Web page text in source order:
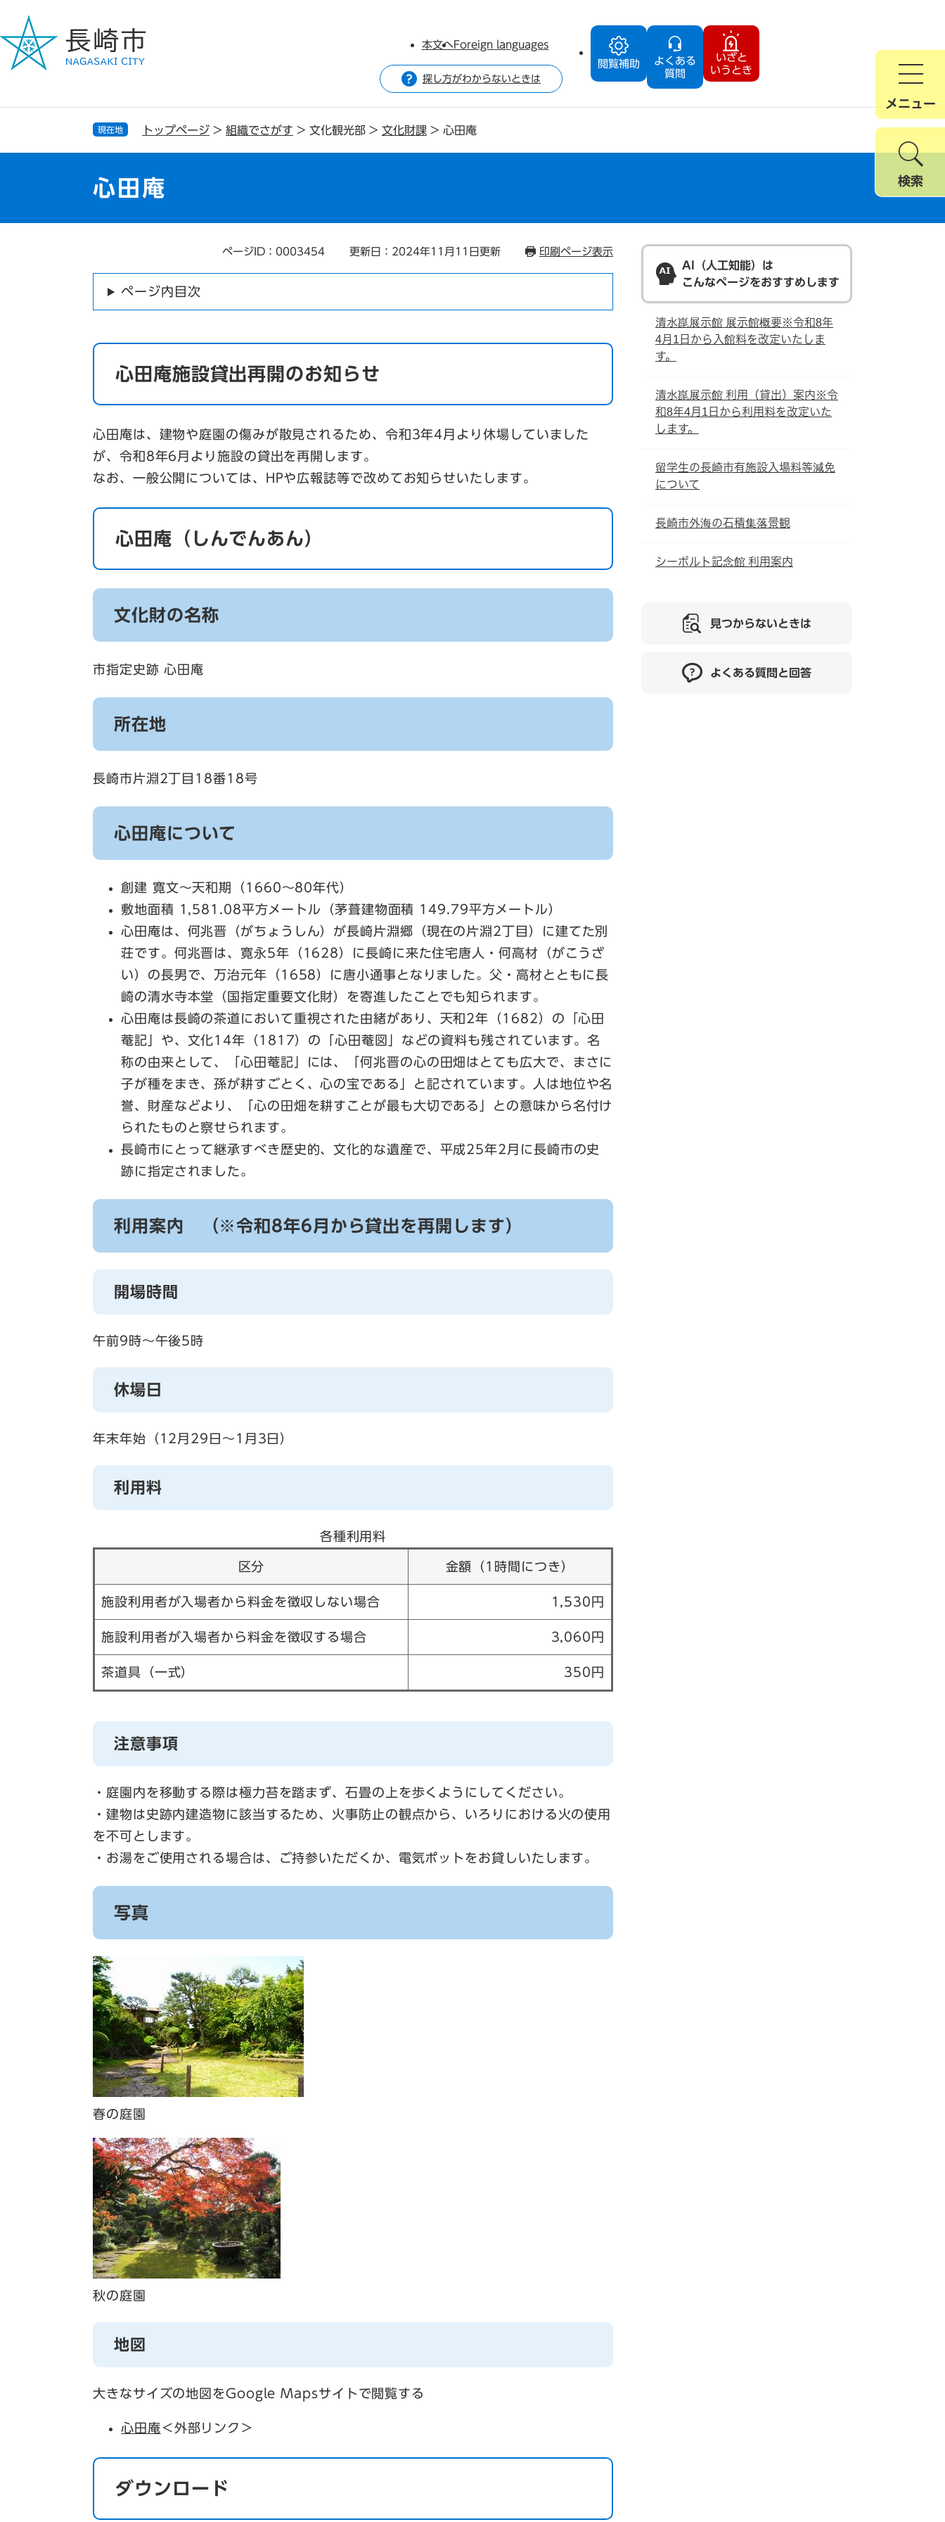
ジ
で
ュ
ば
閲覧補助
よくある
質問
いざと
いうとき
本文へForeign languages
探し方がわからないときは
メニュー
検索
現在地 トップページ > 組織でさがす > 文化観光部 > 文化財課 > 心田庵
心田庵
ページID：0003454 更新日：2024年11月11日更新 印刷ページ表示
ページ内目次
心田庵施設貸出再開のお知らせ
心田庵は、建物や庭園の傷みが散見されるため、令和3年4月より休場していました
が、令和8年6月より施設の貸出を再開します。
なお、一般公開については、HPや広報誌等で改めてお知らせいたします。
心田庵（しんでんあん）
文化財の名称
市指定史跡 心田庵
所在地
長崎市片淵2丁目18番18号
心田庵について
創建 寛文～天和期（1660～80年代）
敷地面積 1,581.08平方メートル（茅葺建物面積 149.79平方メートル）
心田庵は、何兆晋（がちょうしん）が長崎片淵郷（現在の片淵2丁目）に建てた別
荘です。何兆晋は、寛永5年（1628）に長崎に来た住宅唐人・何高材（がこうざ
い）の長男で、万治元年（1658）に唐小通事となりました。父・高材とともに長
崎の清水寺本堂（国指定重要文化財）を寄進したことでも知られます。
心田庵は長崎の茶道において重視された由緒があり、天和2年（1682）の「心田
菴記」や、文化14年（1817）の「心田菴図」などの資料も残されています。名
称の由来として、「心田菴記」には、「何兆晋の心の田畑はとても広大で、まさに
子が種をまき、孫が耕すごとく、心の宝である」と記されています。人は地位や名
誉、財産などより、「心の田畑を耕すことが最も大切である」との意味から名付け
られたものと察せられます。
長崎市にとって継承すべき歴史的、文化的な遺産で、平成25年2月に長崎市の史
跡に指定されました。
利用案内 （※令和8年6月から貸出を再開します）
開場時間
午前9時～午後5時
休場日
年末年始（12月29日～1月3日）
利用料
各種利用料
区分 金額（1時間につき）
施設利用者が入場者から料金を徴収しない場合 1,530円
施設利用者が入場者から料金を徴収する場合 3,060円
茶道具（一式） 350円
注意事項
・庭園内を移動する際は極力苔を踏まず、石畳の上を歩くようにしてください。
・建物は史跡内建造物に該当するため、火事防止の観点から、いろりにおける火の使用
を不可とします。
・お湯をご使用される場合は、ご持参いただくか、電気ポットをお貸しいたします。
写真
春の庭園
秋の庭園
地図
大きなサイズの地図をGoogle Mapsサイトで閲覧する
心田庵＜外部リンク＞
ダウンロード
AI（人工知能）は
こんなページをおすすめします
清水崑展示館 展示館概要※令和8年
4月1日から入館料を改定いたしま
す。
清水崑展示館 利用（貸出）案内※令
和8年4月1日から利用料を改定いた
します。
留学生の長崎市有施設入場料等減免
について
長崎市外海の石積集落景観
シーボルト記念館 利用案内
見つからないときは
よくある質問と回答